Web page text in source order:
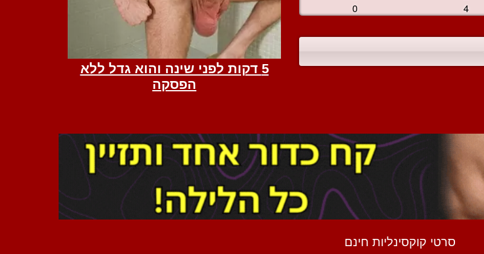
0 4
סרטי קוקסינליות חינם